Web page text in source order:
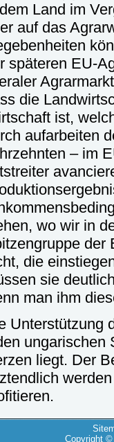
Land im
auf das
späteren EU-
die
ist,
aufarbeiten
– im
wo wir in
der
die
sie
man ihm
Unterstützung
ungarischen
liegt. Der
Copyright ©